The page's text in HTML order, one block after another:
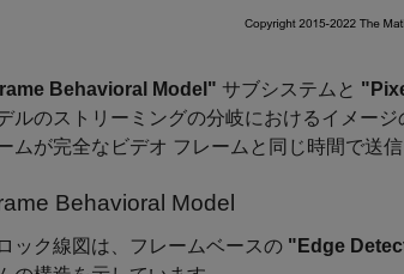
Behavioral Model" サブシステムと
ルのストリーミングの分岐におけるイメー
ムが完全なビデオ フレームと同じ時間で送
Behavioral Model
ック線図は、フレームベースの "Edge